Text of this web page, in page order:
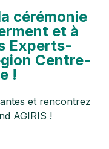
cérémonie
et à
Experts-
Centre-
!
et rencontrez
AGIRIS !